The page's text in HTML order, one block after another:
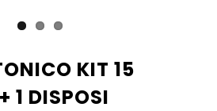
KIT 15
1 DISPOSI